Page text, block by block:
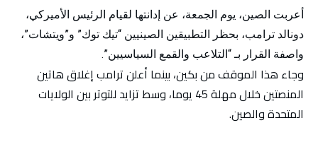
أعربت الصين، يوم الجمعة، عن إدانتها لقيام الرئيس الأميركي،
دونالد ترامب، بحظر التطبيقين الصينيين “تيك توك” و”ويتشات”،
واصفة القرار بـ “التلاعب والقمع السياسيين”.
وجاء هذا الموقف من بكين، بينما أعلن ترامب إغلاق هاتين
المنصتين خلال مهلة 45 يوما، وسط تزايد للتوتر بين الولايات
المتحدة والصين.